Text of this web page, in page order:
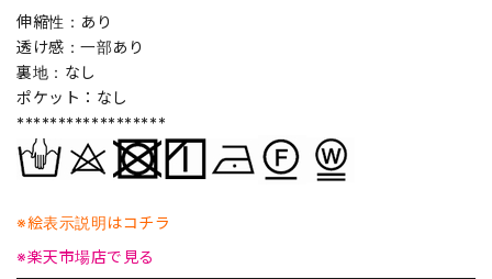
伸縮性：あり
透け感：一部あり
裏地：なし
ポケット：なし
******************
※絵表示説明はコチラ
※楽天市場店で見る